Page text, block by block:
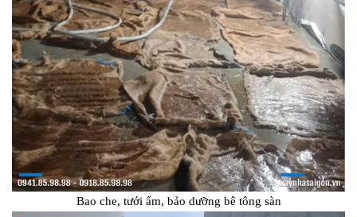
Bao che, tưới ẩm, bảo dưỡng bê tông sàn